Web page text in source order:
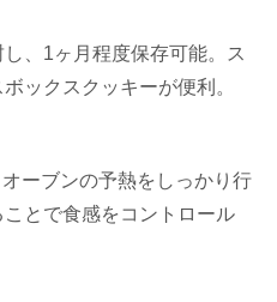
、1ヶ月程度保存可能。ス
ックスクッキーが便利。
ーブンの予熱をしっかり行
とで食感をコントロール